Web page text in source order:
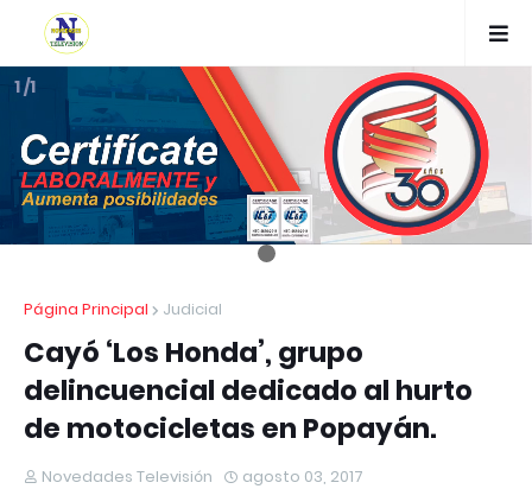
1 /1
Página Principal Judicial
Cayó ‘Los Honda’, grupo
delincuencial dedicado al hurto
de motocicletas en Popayán.
Novedades Televisión agosto 03, 2017